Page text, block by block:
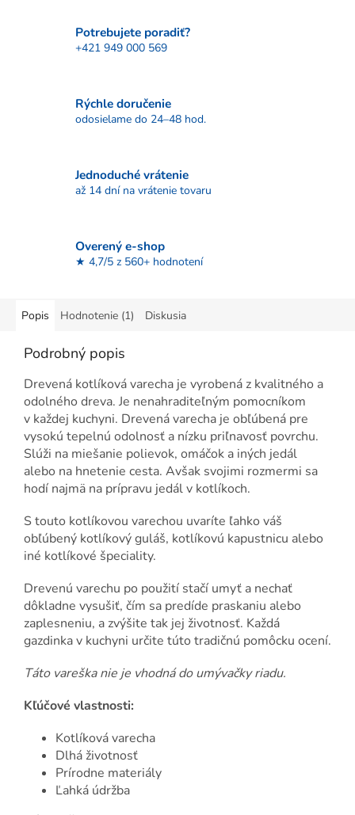
Potrebujete poradiť?
+421 949 000 569
Rýchle doručenie
odosielame do 24–48 hod.
Jednoduché vrátenie
až 14 dní na vrátenie tovaru
Overený e-shop
★ 4,7/5 z 560+ hodnotení
Popis Hodnotenie (1) Diskusia
Podrobný popis
Drevená kotlíková varecha je vyrobená z kvalitného a
odolného dreva. Je nenahraditeľným pomocníkom
v každej kuchyni. Drevená varecha je obľúbená pre
vysokú tepelnú odolnosť a nízku priľnavosť povrchu.
Slúži na miešanie polievok, omáčok a iných jedál
alebo na hnetenie cesta. Avšak svojimi rozmermi sa
hodí najmä na prípravu jedál v kotlíkoch.
S touto kotlíkovou varechou uvaríte ľahko váš
obľúbený kotlíkový guláš, kotlíkovú kapustnicu alebo
iné kotlíkové špeciality.
Drevenú varechu po použití stačí umyť a nechať
dôkladne vysušiť, čím sa predíde praskaniu alebo
zaplesneniu, a zvýšite tak jej životnosť. Každá
gazdinka v kuchyni určite túto tradičnú pomôcku ocení.
Táto vareška nie je vhodná do umývačky riadu.
Kľúčové vlastnosti:
Kotlíková varecha
Dlhá životnosť
Prírodne materiály
Ľahká údržba